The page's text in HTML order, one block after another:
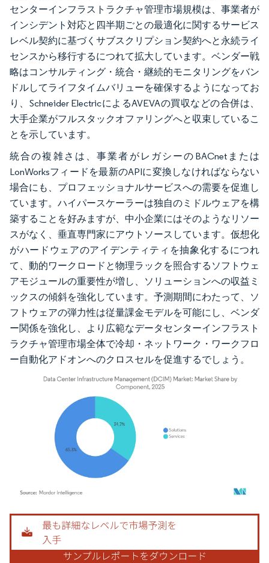
センターインフラストラクチャ管理市場規模は、事業者が
インシデント対応と四半期ごとの最適化に関するサービス
レベル契約に基づくサブスクリプション契約へと永続ライ
センスから移行するにつれて拡大しています。ベンダー戦
略はコンサルティング・統合・継続的モニタリングをバン
ドルしてライフタイムバリューを確保するようになってお
り、Schneider ElectricによるAVEVAの買収などの合併は、
大手企業がフルスタックオファリングへと収束しているこ
とを示しています。
統合の複雑さは、事業者がレガシーのBACnetまたは
LonWorksフィードを最新のAPIに変換しなければならない
場合にも、プロフェッショナルサービスへの需要を促進し
ています。ハイパースケーラーは独自のミドルウェアを構
築することを好みますが、中小企業にはそのようなリソー
スがなく、垂直専門家にアウトソースしています。仮想化
がハードウェアのアイデンティティを抽象化するにつれ
て、動的ワークロードと物理ラックを照合するソフトウェ
アモジュールの重要性が増し、ソリューションへの収益ミ
ックスの傾斜を強化しています。予測期間にわたって、ソ
フトウェアの弾力性は従量課金モデルを可能にし、ベンダ
ー関係を強化し、より広範なデータセンターインフラスト
ラクチャ管理市場全体で冷却・ネットワーク・ワークフロ
ー自動化アドオンへのクロスセルを促進するでしょう。
画像 © Mordor Intelligence。再利用にはCC BY 4.0の表示が必要です。